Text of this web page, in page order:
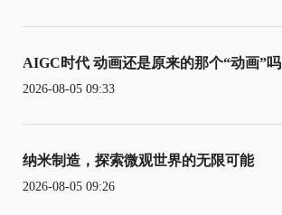
AIGC时代 动画还是原来的那个“动画”吗
2026-08-05 09:33
纳米制造，探索微观世界的无限可能
2026-08-05 09:26